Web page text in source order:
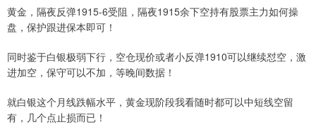
黄金，隔夜反弹1915-6受阻，隔夜1915余下空持有股票主力如何操
盘，保护跟进保本即可！
同时鉴于白银极弱下行，空仓现价或者小反弹1910可以继续怼空，激
进加空，保守可以不加，等晚间数据！
就白银这个月线跌幅水平，黄金现阶段我看随时都可以中短线空留
有，几个点止损而已！